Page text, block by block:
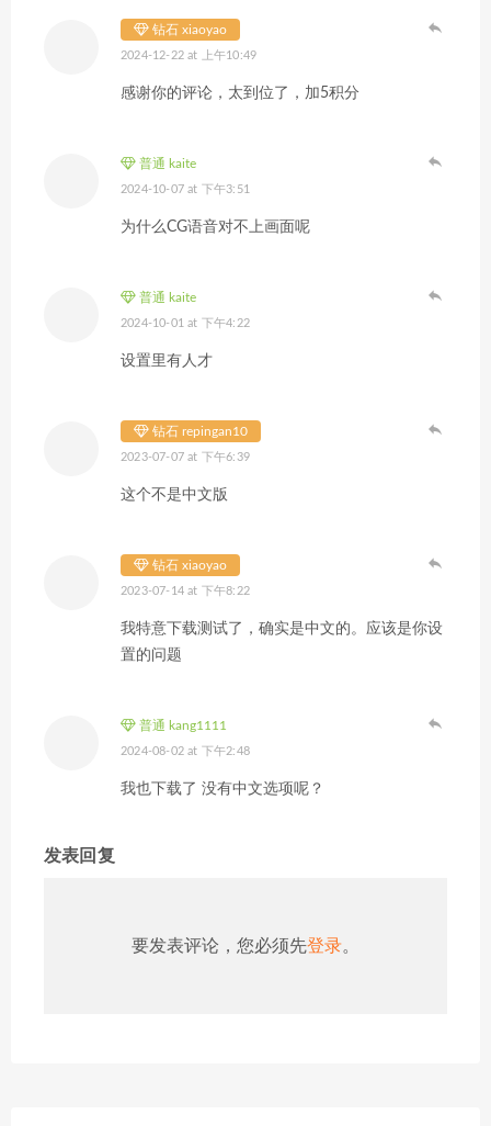
钻石 xiaoyao
2024-12-22 at 上午10:49
感谢你的评论，太到位了，加5积分
普通 kaite
2024-10-07 at 下午3:51
为什么CG语音对不上画面呢
普通 kaite
2024-10-01 at 下午4:22
设置里有人才
钻石 repingan10
2023-07-07 at 下午6:39
这个不是中文版
钻石 xiaoyao
2023-07-14 at 下午8:22
我特意下载测试了，确实是中文的。应该是你设
置的问题
普通 kang1111
2024-08-02 at 下午2:48
我也下载了 没有中文选项呢？
发表回复
要发表评论，您必须先登录。